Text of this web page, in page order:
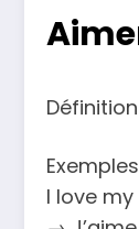
I love